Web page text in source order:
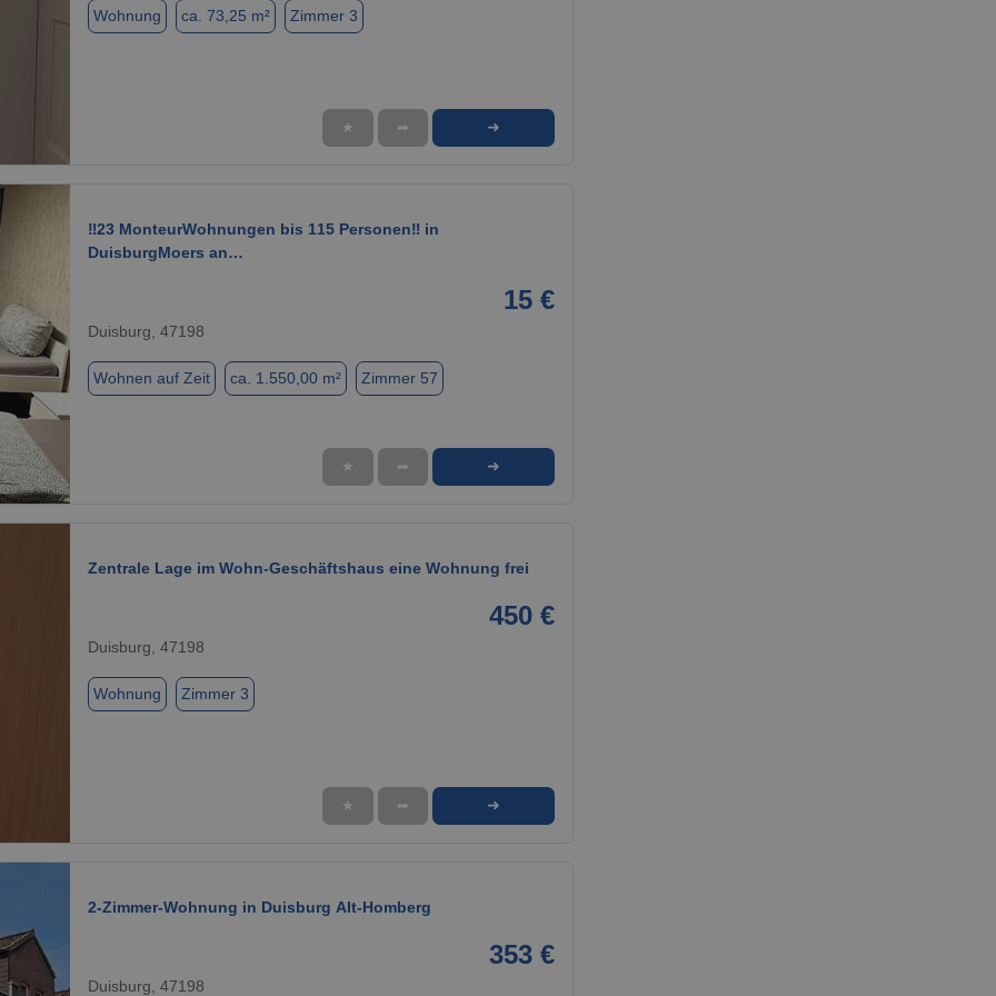
Wohnung ca. 73,25 m² Zimmer 3
★ ➦ ➜
1 / 28
‼️23 MonteurWohnungen bis 115 Personen‼️ in
DuisburgMoers an…
15 €
Duisburg, 47198
Wohnen auf Zeit ca. 1.550,00 m² Zimmer 57
★ ➦ ➜
Zentrale Lage im Wohn-Geschäftshaus eine Wohnung frei
450 €
Duisburg, 47198
Wohnung Zimmer 3
★ ➦ ➜
2-Zimmer-Wohnung in Duisburg Alt-Homberg
353 €
Duisburg, 47198